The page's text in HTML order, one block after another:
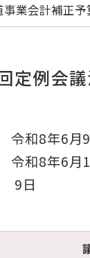
業会計補正
定例会
8年6月9
8年6月
日